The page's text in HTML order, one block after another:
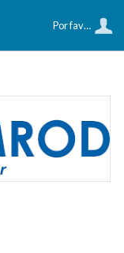
Por favor, identifíquese